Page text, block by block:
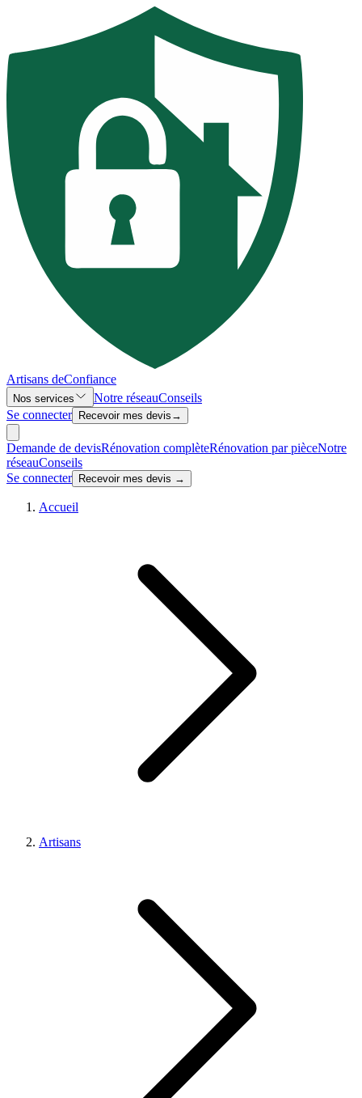
Artisans deConfiance
Nos services Notre réseauConseils
Se connecter
Recevoir mes devis →
Demande de devisRénovation complèteRénovation par pièceNotre
réseauConseils
Se connecter
Recevoir mes devis →
Accueil
Artisans